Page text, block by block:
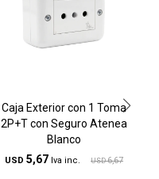
Caja Exterior con 1 Toma
2P+T con Seguro Atenea
Blanco
USD 5,67 USD 6,67